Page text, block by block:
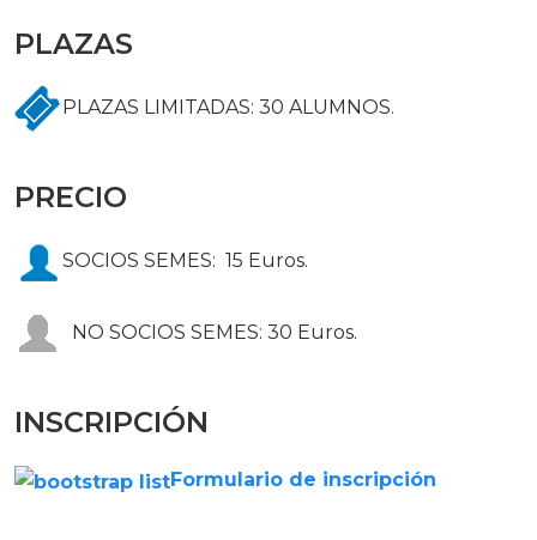
PLAZAS
PLAZAS LIMITADAS: 30 ALUMNOS.
PRECIO
SOCIOS SEMES: 15 Euros.
NO SOCIOS SEMES: 30 Euros.
INSCRIPCIÓN
Formulario de inscripción